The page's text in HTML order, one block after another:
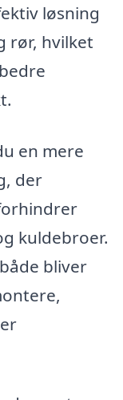
løsning
rør, hvilket
en mere
der
kuldebroer.
bliver